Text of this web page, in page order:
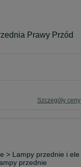
Prawy Przód
Szczegóły ceny
> Lampy przednie i ele
przednie